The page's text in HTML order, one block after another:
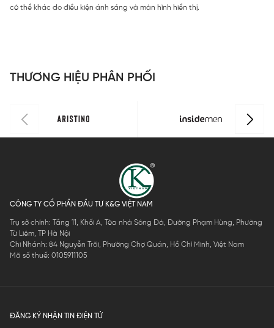
có thể khác do điều kiện ánh sáng và màn hình hiển thị.
THƯƠNG HIỆU PHÂN PHỐI
CÔNG TY CỔ PHẦN ĐẦU TƯ K&G VIỆT NAM
Trụ sở chính: Tầng 11, Khối A, Tòa nhà Sông Đà, Đường Phạm Hùng, Phường
Từ Liêm, TP Hà Nội
Chi Nhánh: 84 Nguyễn Trãi, Phường Chợ Quán, Hồ Chí Minh, Việt Nam
Mã số thuế: 0105911105
ĐĂNG KÝ NHẬN TIN ĐIỆN TỬ